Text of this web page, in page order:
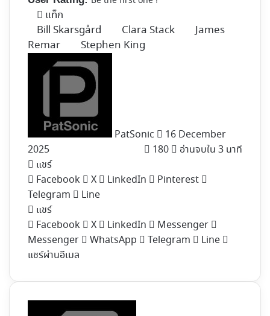
แท็ก
Bill Skarsgård
Clara Stack
James
Remar
Stephen King
PatSonic
16 December
2025
180
อ่านจบใน 3 นาที
แชร์
Facebook
X LinkedIn
Pinterest
Telegram
Line
แชร์
Facebook
X LinkedIn
Messenger
Messenger
WhatsApp Telegram
Line
แชร์ผ่านอีเมล